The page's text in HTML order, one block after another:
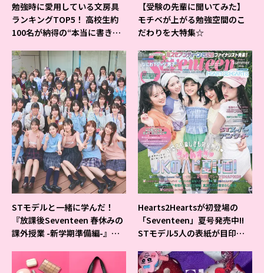
勉強時に愛用している文房具
ランキングTOP5！ 高校生約
100名が納得の“本当に書きや
【受験の先輩に聞いてみた】
モチベが上がる勉強空間のこ
だわりを大特集☆
STモデルと一緒に学んだ！
『放課後Seventeen 春休みの
課外授業 -新学期準備編-』イ
Hearts2Heartsが初登場の
「Seventeen」夏号発売中!!
STモデル5人の表紙が目印だ